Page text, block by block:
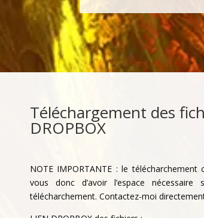
Téléchargement des
DROPBOX
NOTE IMPORTANTE : le
vous donc d’avoir l’espace
télécharchement. Contactez-moi